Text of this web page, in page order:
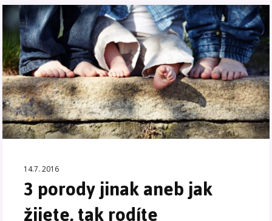
14.7. 2016
3 porody jinak aneb jak